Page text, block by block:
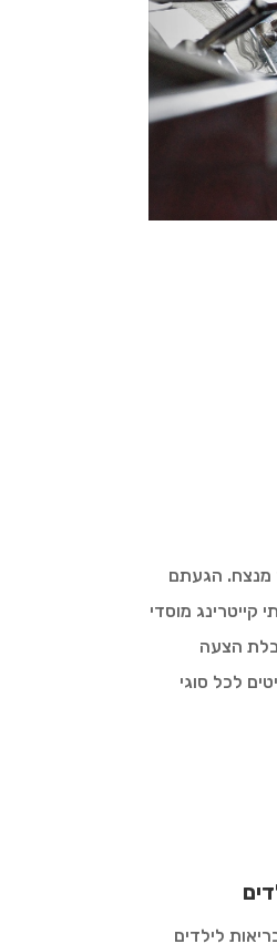
מנצח. הגעתם
קייטרינג מוסדי
הצעה
לכל סוגי
לילדים